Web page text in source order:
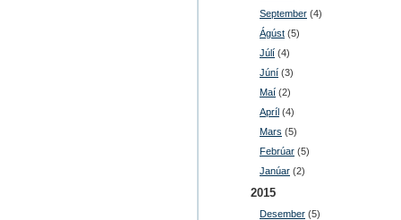
September (4)
Ágúst (5)
Júlí (4)
Júní (3)
Maí (2)
Apríl (4)
Mars (5)
Febrúar (5)
Janúar (2)
2015
Desember (5)